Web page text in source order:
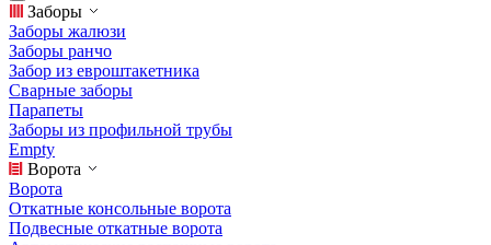
Заборы
Заборы жалюзи
Заборы ранчо
Забор из евроштакетника
Сварные заборы
Парапеты
Заборы из профильной трубы
Empty
Ворота
Ворота
Откатные консольные ворота
Подвесные откатные ворота